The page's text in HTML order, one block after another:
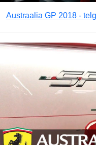
Austraalia GP 2018 -